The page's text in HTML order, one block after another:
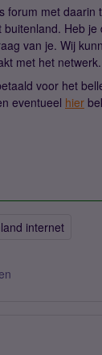
forum met daarin
Heb
van je. Wij
met het
voor het
eventueel hier
internet